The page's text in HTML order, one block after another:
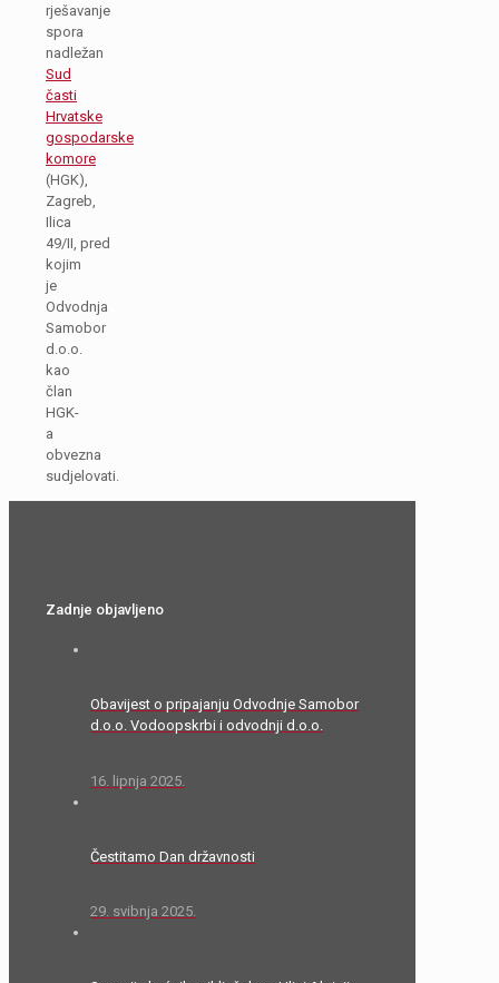
rješavanje
spora
nadležan
Sud
časti
Hrvatske
gospodarske
komore
(HGK),
Zagreb,
Ilica
49/II, pred
kojim
je
Odvodnja
Samobor
d.o.o.
kao
član
HGK-
a
obvezna
sudjelovati.
Zadnje objavljeno
Obavijest o pripajanju Odvodnje Samobor
d.o.o. Vodoopskrbi i odvodnji d.o.o.
16. lipnja 2025.
Čestitamo Dan državnosti
29. svibnja 2025.